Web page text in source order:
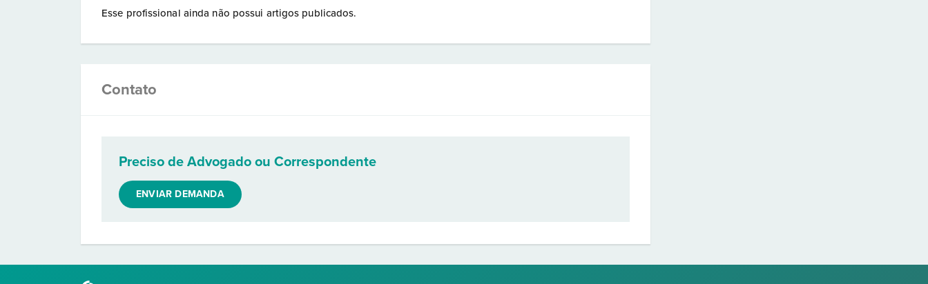
Esse profissional ainda não possui artigos publicados.
Contato
Preciso de Advogado ou Correspondente
ENVIAR DEMANDA